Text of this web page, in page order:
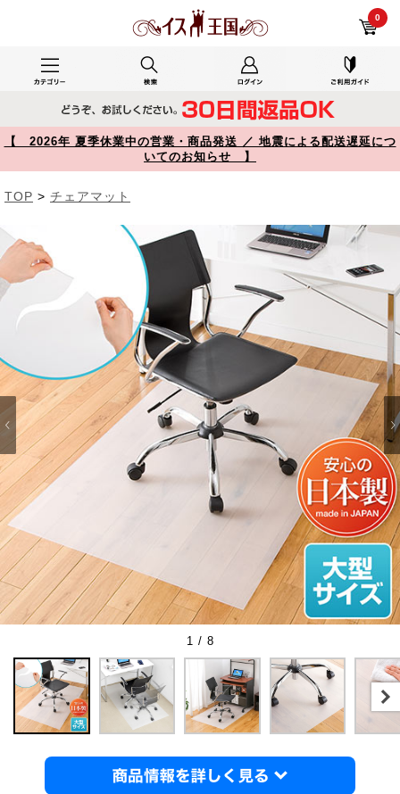
0
【 2026年 夏季休業中の営業・商品発送 ／ 地震による配送遅延につ
いてのお知らせ 】
TOP > チェアマット
1 / 8